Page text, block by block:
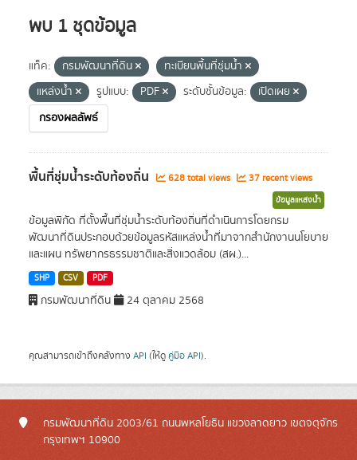
พบ 1 ชุดข้อมูล
แท็ค: กรมพัฒนาที่ดิน
ทะเบียนพื้นที่ชุ่มน้ำ
แหล่งน้ำ
รูปแบบ: PDF ระดับชั้นข้อมูล:
เปิดเผย
กรองผลลัพธ์
พื้นที่ชุ่มน้ำระดับท้องถิ่น 628 total views 37 recent views
ข้อมูลแหล่งน้ำ
ข้อมูลพิกัด ที่ตั้งพื้นที่ชุ่มน้ำระดับท้องถิ่นที่ดำเนินการโดยกรม
พัฒนาที่ดินประกอบด้วยข้อมูลรหัสแหล่งน้ำที่มาจากสำนักงานนโยบาย
และแผน ทรัพยากรธรรมชาติและสิ่งแวดล้อม (สผ.)...
SHP CSV PDF
กรมพัฒนาที่ดิน 24 ตุลาคม 2568
คุณสามารถเข้าถึงคลังทาง API (ให้ดู คู่มือ API).
กรมพัฒนาที่ดิน 2003/61 ถนนพหลโยธิน แขวงลาดยาว เขตจตุจักร
กรุงเทพฯ 10900